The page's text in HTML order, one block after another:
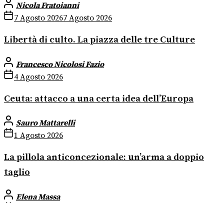
Nicola Fratoianni
7 Agosto 20267 Agosto 2026
Libertà di culto. La piazza delle tre Culture
Francesco Nicolosi Fazio
4 Agosto 2026
Ceuta: attacco a una certa idea dell’Europa
Sauro Mattarelli
1 Agosto 2026
La pillola anticoncezionale: un’arma a doppio
taglio
Elena Massa